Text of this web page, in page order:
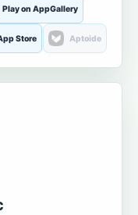
Play on AppGallery
Store Aptoide